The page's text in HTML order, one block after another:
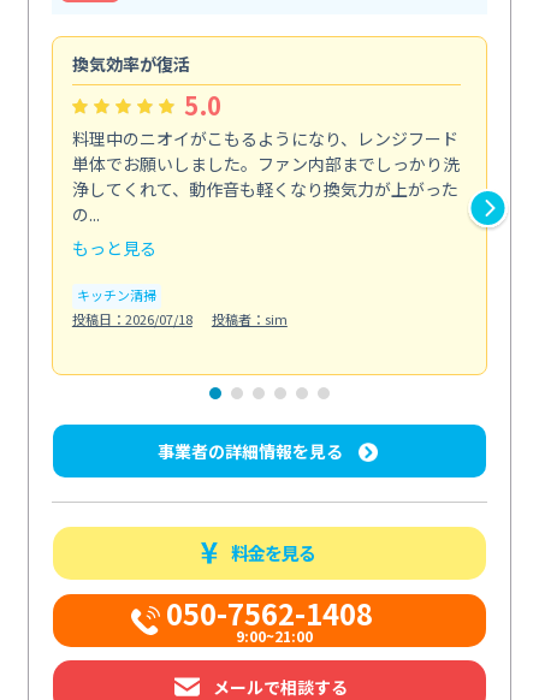
換気効率が復活
5.0
料理中のニオイがこもるようになり、レンジフード
単体でお願いしました。ファン内部までしっかり洗
浄してくれて、動作音も軽くなり換気力が上がった
の...
もっと見る
キッチン清掃
投稿日：2026/07/18
投稿者：sim
事業者の詳細情報を見る
料金を見る
050-7562-1408
9:00~21:00
メールで相談する